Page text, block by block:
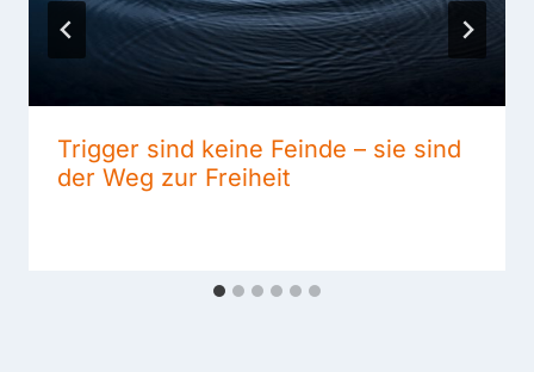
Trigger sind keine Feinde – sie sind
der Weg zur Freiheit